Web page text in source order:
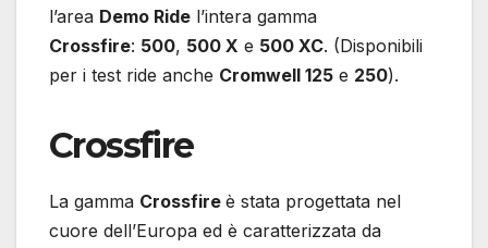
l’area Demo Ride l’intera gamma
Crossfire: 500, 500 X e 500 XC. (Disponibili
per i test ride anche Cromwell 125 e 250).
Crossfire
La gamma Crossfire è stata progettata nel
cuore dell’Europa ed è caratterizzata da